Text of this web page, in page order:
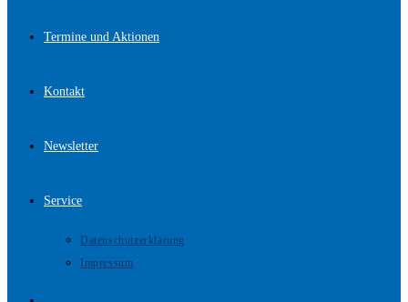
Termine und Aktionen
Kontakt
Newsletter
Service
Datenschutzerklärung
Impressum